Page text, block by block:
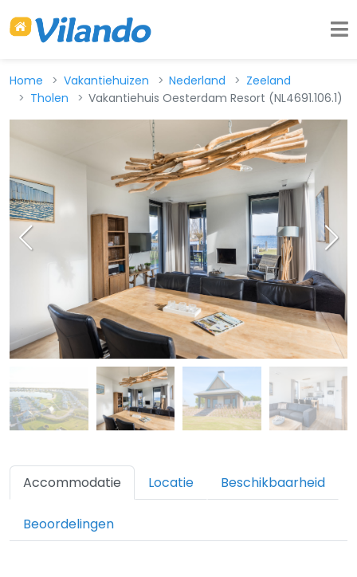
Home Vakantiehuizen Nederland
Zeeland
Tholen
Vakantiehuis Oesterdam Resort (NL4691.106.1)
Accommodatie Locatie Beschikbaarheid
Beoordelingen